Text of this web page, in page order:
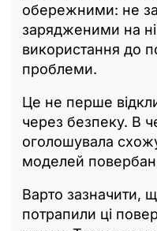
обережними: не
зарядженими на
використання до
проблеми.
Це не перше
через безпеку. В
оголошувала
моделей
Варто зазначити,
потрапили ці